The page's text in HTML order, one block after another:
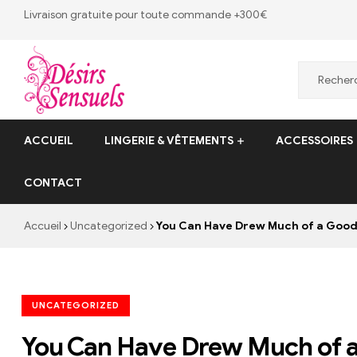
Livraison gratuite pour toute commande +300€
Desirs
Sensuels
Désirs
Sensuels
Victor
77410
ACCUEIL LINGERIE & VÊTEMENTS ACCESSOIRES
CONTACT
Accueil Uncategorized You Can Have Drew Much of a
UNCATEGORIZED
You Can Have Drew Much of